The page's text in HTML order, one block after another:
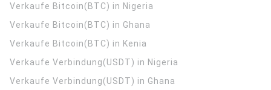
Verkaufe Bitcoin(BTC) in Nigeria
Verkaufe Bitcoin(BTC) in Ghana
Verkaufe Bitcoin(BTC) in Kenia
Verkaufe Verbindung(USDT) in Nigeria
Verkaufe Verbindung(USDT) in Ghana